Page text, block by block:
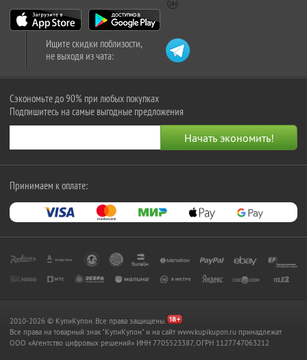
Ищите скидки поблизости,
не выходя из чата:
Сэкономьте до 90% при любых покупках
Подпишитесь на самые выгодные предложения
Принимаем к оплате:
2010-2026 © КупиКупон. Все права защищены.
Все права на товарный знак "КупиКупон" и на сайт www.kupikupon.ru принадлежат
OOO «Агентство цифровых решений» ИНН 7705523387, ОГРН 1127747063212